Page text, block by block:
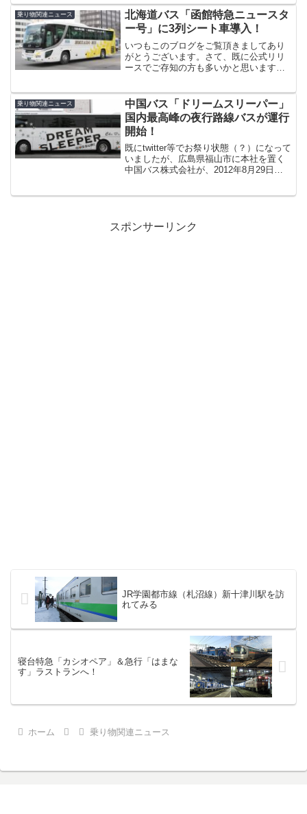
26日に「グランドリーム」車による運行
を開始。路線...
乗り物関連ニュース
北海道バス「函館特急ニュースタ
ー号」に3列シート車導入！
いつもこのブログをご覧頂きましてあり
がとうございます。さて、既に公式リリ
ースでご存知の方も多いかと思います
急ニュースター号」に、2012年4月13日
から一部の便に3列シ...
乗り物関連ニュース
中国バス「ドリームスリーパー」
国内最高峰の夜行路線バスが運行
開始！
既にtwitter等でお祭り状態（？）になって
いましたが、広島県福山市に本社を置く
中国バス株式会社が、2012年8月29日よ
スポンサーリンク
JR学園都市線（札沼線）新十津川駅を訪
れてみる
寝台特急「カシオペア」＆急行「はまな
す」ラストランへ！
ホーム 乗り物関連ニュース